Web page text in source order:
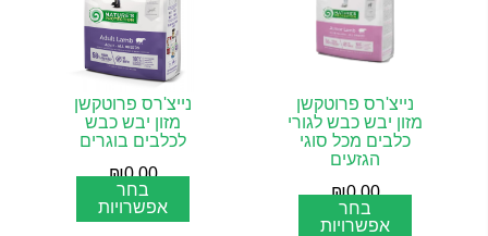
נייצ'רס פרוטקשן
מזון יבש כבש לגורי
כלבים מכל סוגי
הגזעים
₪0.00
בחר
אפשרויות
נייצ'רס פרוטקשן
מזון יבש כבש
לכלבים בוגרים
₪0.00
בחר
אפשרויות